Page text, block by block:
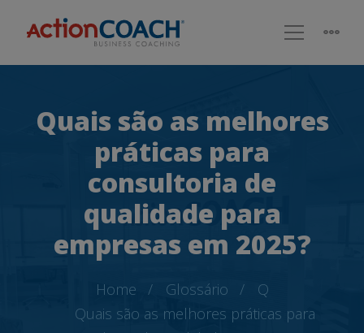
Quais são as melhores
práticas para
consultoria de
qualidade para
empresas em 2025?
Home Glossário
Q
Quais são as melhores práticas para